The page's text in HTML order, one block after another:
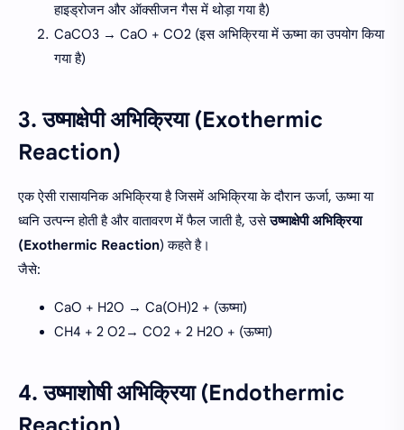
हाइड्रोजन और ऑक्सीजन गैस में थोड़ा गया है)
CaCO3 → CaO + CO2 (इस अभिक्रिया में ऊष्मा का उपयोग किया
गया है)
3. उष्माक्षेपी अभिक्रिया (Exothermic
Reaction)
एक ऐसी रासायनिक अभिक्रिया है जिसमें अभिक्रिया के दौरान ऊर्जा, ऊष्मा या
ध्वनि उत्पन्न होती है और वातावरण में फैल जाती है, उसेउष्माक्षेपी अभिक्रिया
(Exothermic Reaction) कहते है।
जैसे:
CaO + H2O → Ca(OH)2 + (ऊष्मा)
CH4 + 2 O2→ CO2 + 2 H2O + (ऊष्मा)
4. उष्माशोषी अभिक्रिया (Endothermic